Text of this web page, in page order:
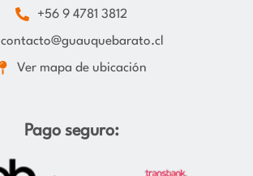
+56 9 4781 3812
contacto@guauquebarato.cl
Ver mapa de ubicación
Pago seguro: